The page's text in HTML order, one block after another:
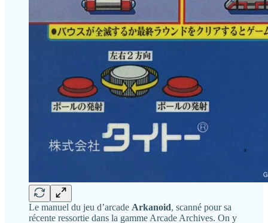
Le manuel du jeu d’arcade Arkanoid, scanné pour sa
récente ressortie dans la gamme Arcade Archives. On y